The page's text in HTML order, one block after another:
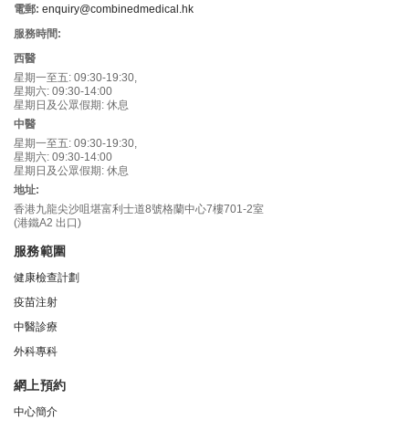
電郵: enquiry@combinedmedical.hk
服務時間:
西醫
星期一至五: 09:30-19:30,
星期六: 09:30-14:00
星期日及公眾假期: 休息
中醫
星期一至五: 09:30-19:30,
星期六: 09:30-14:00
星期日及公眾假期: 休息
地址:
香港九龍尖沙咀堪富利士道8號格蘭中心7樓701-2室
(港鐵A2 出口)
服務範圍
健康檢查計劃
疫苗注射
中醫診療
外科專科
網上預約
中心簡介